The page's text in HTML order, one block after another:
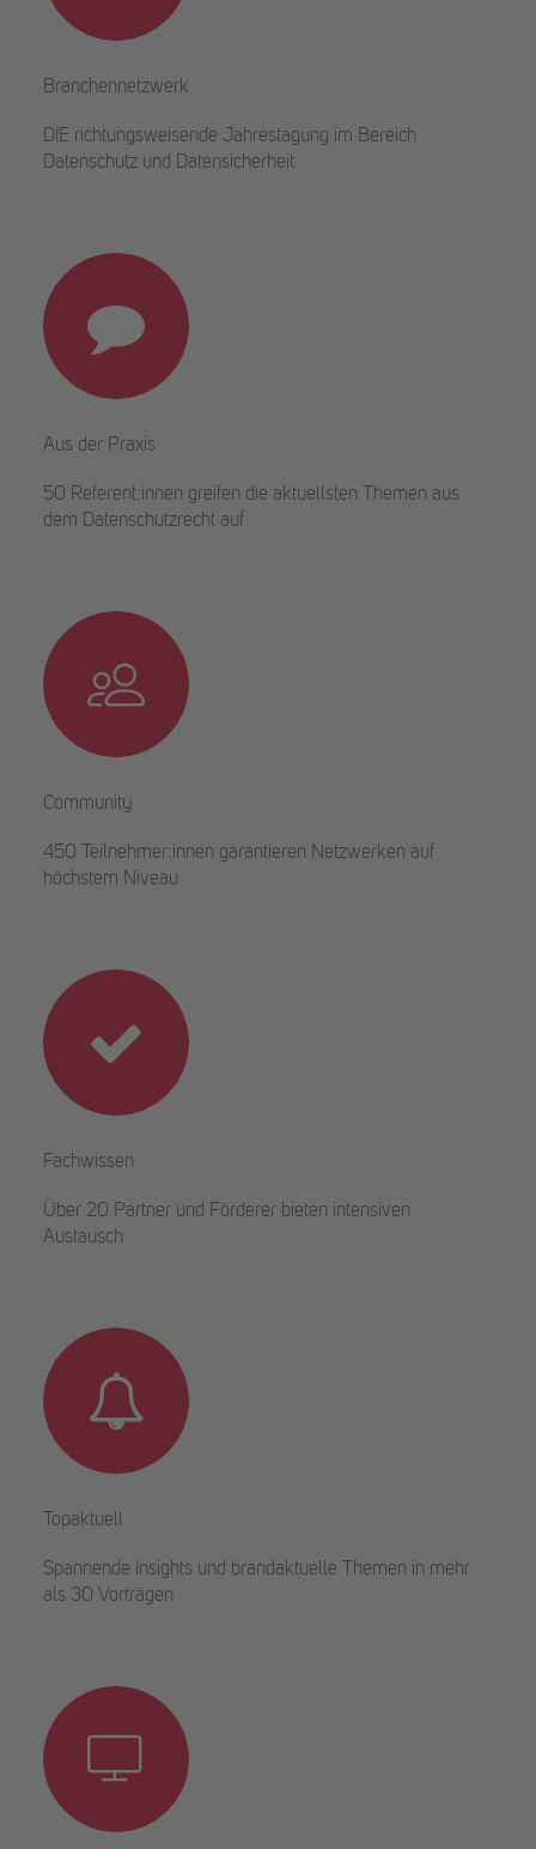
Branchennetzwerk
DIE richtungsweisende Jahrestagung im Bereich
Datenschutz und Datensicherheit
Aus der Praxis
50 Referent:innen greifen die aktuellsten Themen aus
dem Datenschutzrecht auf
Community
450 Teilnehmer:innen garantieren Netzwerken auf
höchstem Niveau
Fachwissen
Über 20 Partner und Förderer bieten intensiven
Austausch
Topaktuell
Spannende Insights und brandaktuelle Themen in mehr
als 30 Vorträgen